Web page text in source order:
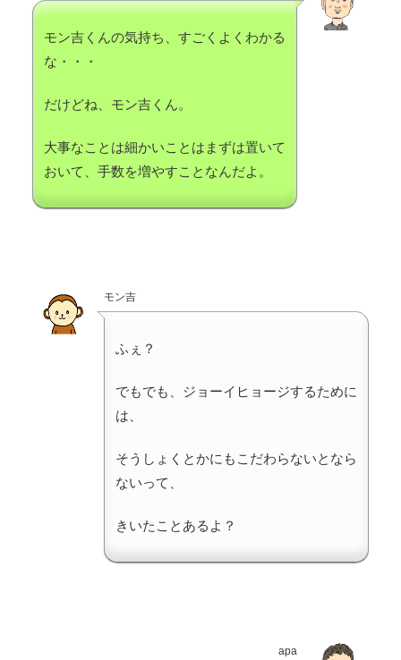
モン吉くんの気持ち、すごくよくわかる
な・・・
だけどね、モン吉くん。
大事なことは細かいことはまずは置いて
おいて、手数を増やすことなんだよ。
モン吉
ふぇ？
でもでも、ジョーイヒョージするために
は、
そうしょくとかにもこだわらないとなら
ないって、
きいたことあるよ？
apa